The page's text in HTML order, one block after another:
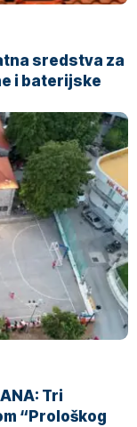
sredstva za
i baterijske
Tri
“Prološkog